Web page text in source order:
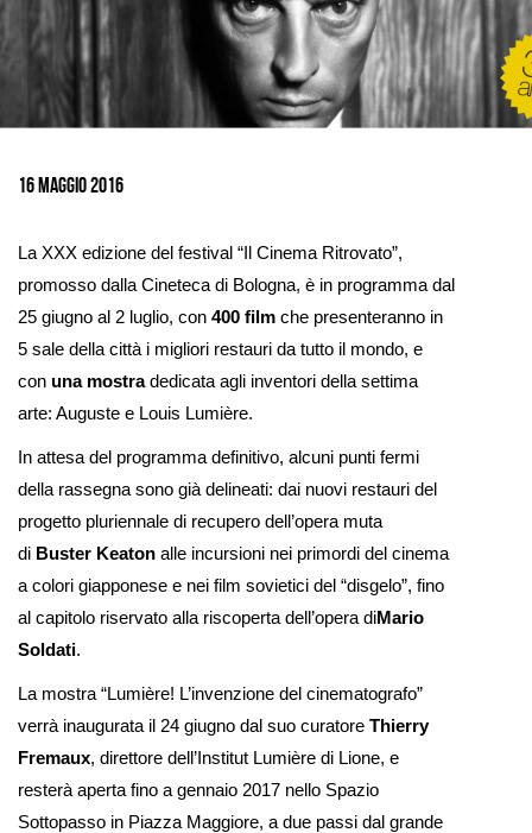
16 maggio 2016
La XXX edizione del festival “Il Cinema Ritrovato”,
promosso dalla Cineteca di Bologna, è in programma dal
25 giugno al 2 luglio, con 400 film che presenteranno in
5 sale della città i migliori restauri da tutto il mondo, e
con una mostradedicata agli inventori della settima
arte: Auguste e Louis Lumière.
In attesa del programma definitivo, alcuni punti fermi
della rassegna sono già delineati: dai nuovi restauri del
progetto pluriennale di recupero dell’opera muta
di Buster Keaton alle incursioni nei primordi del cinema
a colori giapponese e nei film sovietici del “disgelo”, fino
al capitolo riservato alla riscoperta dell’opera diMario
Soldati.
La mostra “Lumière! L’invenzione del cinematografo”
verrà inaugurata il 24 giugno dal suo curatore Thierry
Fremaux, direttore dell’Institut Lumière di Lione, e
resterà aperta fino a gennaio 2017 nello Spazio
Sottopasso in Piazza Maggiore, a due passi dal grande